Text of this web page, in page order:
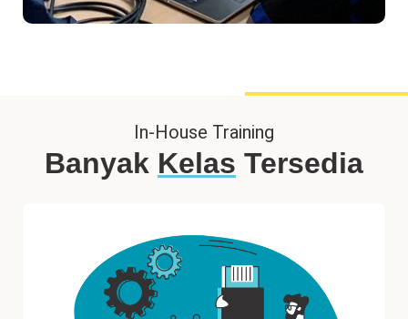
In-House Training
Banyak Kelas Tersedia